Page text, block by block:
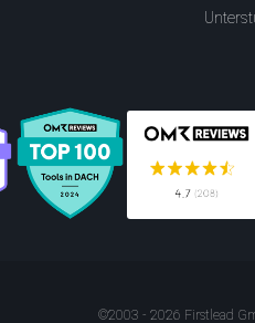
©2003 - 2026 Firstlead